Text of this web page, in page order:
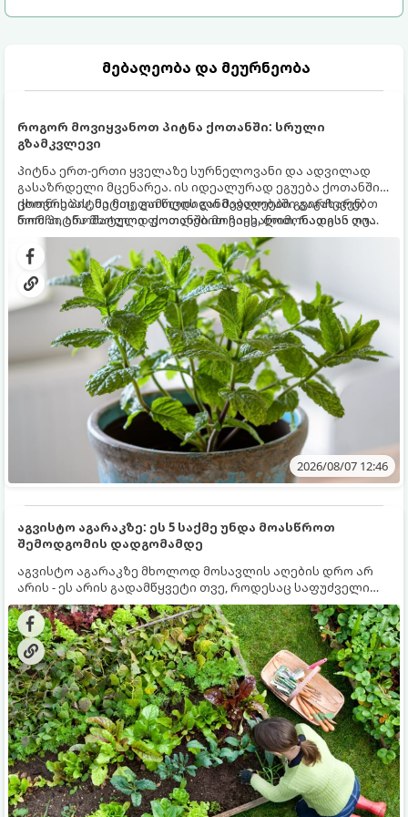
მებაღეობა და მეურნეობა
როგორ მოვიყვანოთ პიტნა ქოთანში: სრული
გზამკვლევი
პიტნა ერთ-ერთი ყველაზე სურნელოვანი და ადვილად
გასაზრდელი მცენარეა. ის იდეალურად ეგუება ქოთანში
ცხოვრებას, მეტიც, გამოცდილი მებაღეები გვირჩევენ,
რომ პიტნა მხოლოდ ქოთანში მოვიყვანოთ, რადგან ღია
გრუნტში (ბაღში) დარგვისას ის ფესვებით ძალიან
სწრაფად ვრცელდება და სხვა მცენარეებს ავიწროებს.
ქოთნის პიტნა მთელი წლის განმავლობაში გაგახარებთ
ნორჩი, არომატული ფოთლებით ჩაის, ლიმონათისა თუ
კერძებისთვის.
2026/08/07 12:46
აგვისტო აგარაკზე: ეს 5 საქმე უნდა მოასწროთ
შემოდგომის დადგომამდე
აგვისტო აგარაკზე მხოლოდ მოსავლის აღების დრო არ
არის - ეს არის გადამწყვეტი თვე, როდესაც საფუძველი
ეყრება მომავალი წლის მოსავალს და ბაღი მზადდება
შემოდგომა-ზამთრის სეზონისთვის. იმისათვის, რომ
ნიადაგმა ენერგია აღიდგინოს, ხოლო მცენარეებმა
ზამთარს გაუძლონ, აგვისტოს ბოლომდე 5
მნიშვნელოვანი საქმის გაკეთება უნდა მოასწროთ: